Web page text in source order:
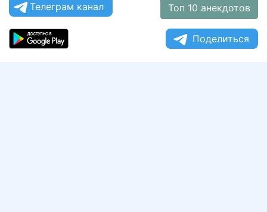
Телеграм канал Топ 10 анекдотов
Поделиться